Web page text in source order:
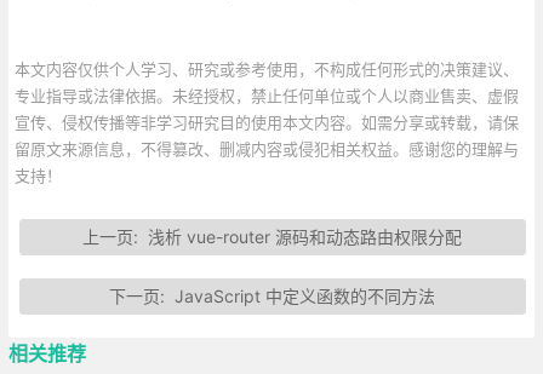
本文内容仅供个人学习、研究或参考使用，不构成任何形式的决策建议、
专业指导或法律依据。未经授权，禁止任何单位或个人以商业售卖、虚假
宣传、侵权传播等非学习研究目的使用本文内容。如需分享或转载，请保
留原文来源信息，不得篡改、删减内容或侵犯相关权益。感谢您的理解与
支持！
上一页: 浅析 vue-router 源码和动态路由权限分配
下一页:JavaScript 中定义函数的不同方法
相关推荐